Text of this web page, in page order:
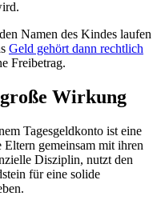
Namen des Kindes laufen
Geld gehört dann rechtlich
Freibetrag.
Wirkung
Tagesgeldkonto ist eine
Eltern gemeinsam mit ihren
Disziplin, nutzt den
für eine solide